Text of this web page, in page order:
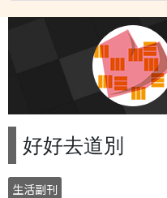
好好去道別
生活副刊